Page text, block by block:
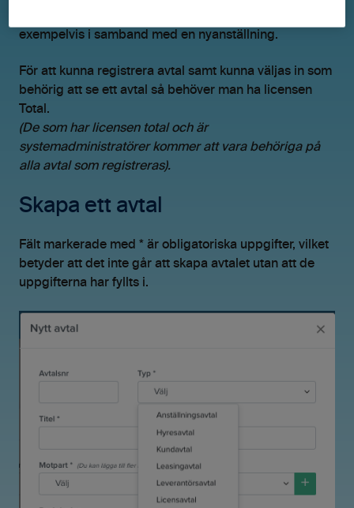
exempelvis i samband med en nyanställning.
För att kunna registrera avtal samt kunna väljas in som
behörig att se ett avtal så behöver man ha licensen
Total.
(De som har licensen total och är
systemadministratörer kommer att vara behöriga på
alla avtal som registreras).
Skapa ett avtal
Fält markerade med * är obligatoriska uppgifter, vilket
betyder att det inte går att skapa avtalet utan att de
uppgifterna har fyllts i.